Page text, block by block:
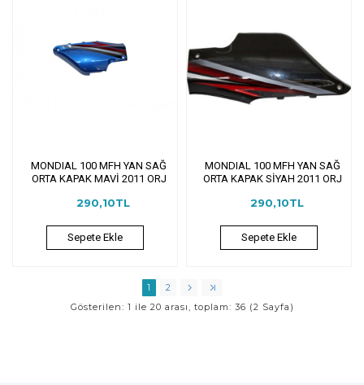
MONDIAL 100 MFH YAN SAĞ
ORTA KAPAK MAVİ 2011 ORJ
290,10TL
Sepete Ekle
MONDIAL 100 MFH YAN SAĞ
ORTA KAPAK SİYAH 2011 ORJ
290,10TL
Sepete Ekle
1
2
Gösterilen: 1 ile 20 arası, toplam: 36 (2 Sayfa)